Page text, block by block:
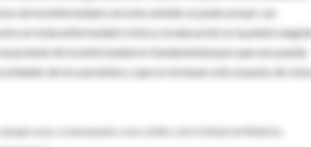
de la enfermedad y en este sentido se pude actuar con
en toda enfermedad crónica, la educación es la piedra
de la enfermedad es fundamental para que uno pueda
de los pacientes y que no incluyan sólo el punto de vista
nasal, se desempeña como médico de la Unidad de Medicina